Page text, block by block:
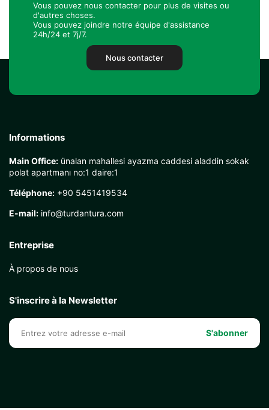
Vous pouvez nous contacter pour plus de visites ou
d'autres choses.
Vous pouvez joindre notre équipe d'assistance
24h/24 et 7j/7.
Nous contacter
Informations
Main Office: ünalan mahallesi ayazma caddesi aladdin sokak
polat apartmanı no:1 daire:1
Téléphone: +90 5451419534
E-mail: info@turdantura.com
Entreprise
À propos de nous
S'inscrire à la Newsletter
S'abonner